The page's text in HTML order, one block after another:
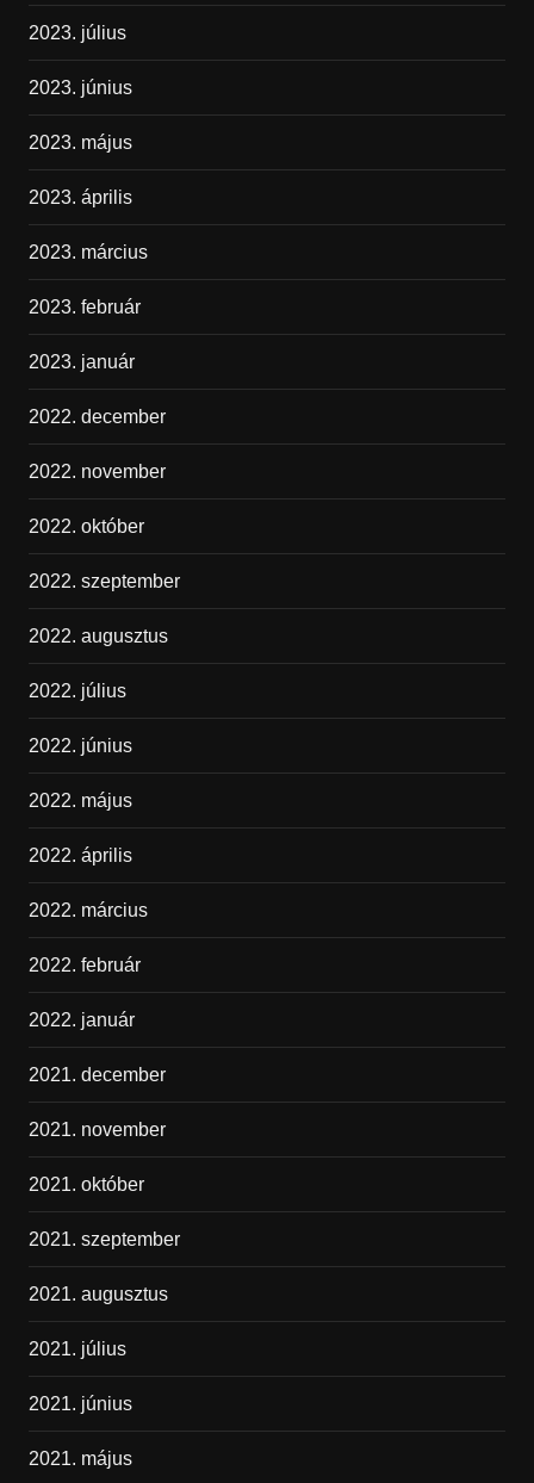
2023. július
2023. június
2023. május
2023. április
2023. március
2023. február
2023. január
2022. december
2022. november
2022. október
2022. szeptember
2022. augusztus
2022. július
2022. június
2022. május
2022. április
2022. március
2022. február
2022. január
2021. december
2021. november
2021. október
2021. szeptember
2021. augusztus
2021. július
2021. június
2021. május